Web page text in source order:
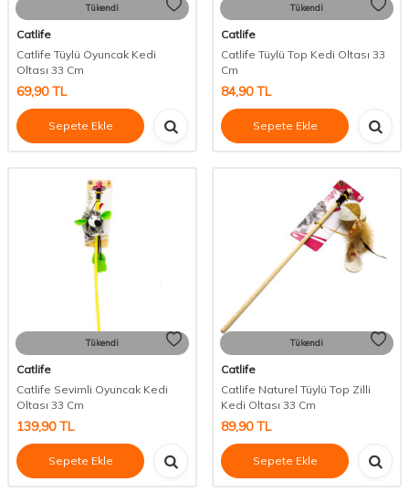
Tükendi
Catlife
Catlife Tüylü Oyuncak Kedi
Oltası 33 Cm
69,90TL
Sepete Ekle
Tükendi
Catlife
Catlife Tüylü Top Kedi Oltası 33
Cm
84,90TL
Sepete Ekle
Tükendi
Catlife
Catlife Sevimli Oyuncak Kedi
Oltası 33 Cm
139,90TL
Sepete Ekle
Tükendi
Catlife
Catlife Naturel Tüylü Top Zilli
Kedi Oltası 33 Cm
89,90TL
Sepete Ekle